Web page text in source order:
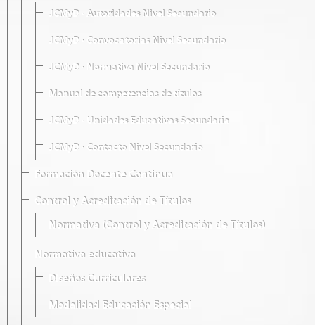
JCMyD · Autoridades Nivel Secundario
JCMyD · Convocatorias Nivel Secundario
JCMyD · Normativa Nivel Secundario
Manual de competencias de títulos
JCMyD · Unidades Educativas Secundaria
JCMyD · Contacto Nivel Secundario
Formación Docente Continua
Control y Acreditación de Títulos
Normativa (Control y Acreditación de Títulos)
Normativa educativa
Diseños Curriculares
Modalidad Educación Especial